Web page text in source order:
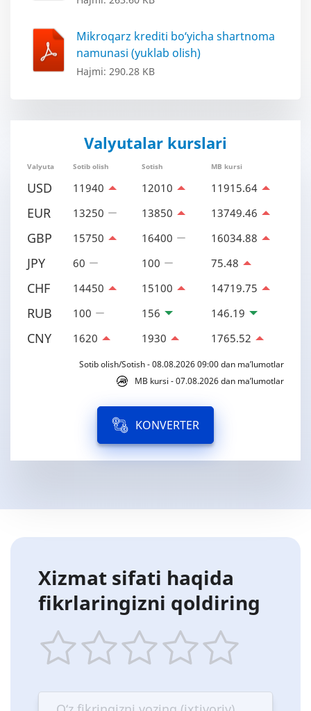
Mikroqarz krediti bo‘yicha shartnoma
namunasi (yuklab olish)
Hajmi: 290.28 KB
Valyutalar kurslari
Valyuta Sotib olish Sotish MB kursi
USD 11940 12010 11915.64
EUR 13250 13850 13749.46
GBP 15750 16400 16034.88
JPY 60 100 75.48
CHF 14450 15100 14719.75
RUB 100 156 146.19
CNY 1620 1930 1765.52
Sotib olish/Sotish - 08.08.2026 09:00 dan ma’lumotlar
MB kursi - 07.08.2026 dan ma’lumotlar
KONVERTER
Xizmat sifati haqida
fikrlaringizni qoldiring
star
stars
stars
stars
stars